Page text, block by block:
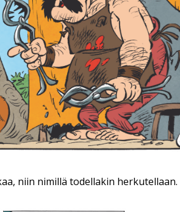
niin nimillä todellakin herkutellaan.